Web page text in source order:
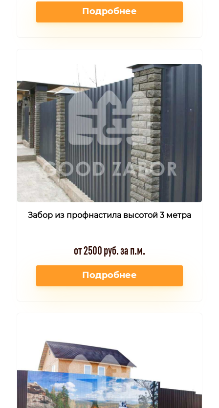
Подробнее
Забор из профнастила высотой 3 метра
от 2500 руб. за п.м.
Подробнее